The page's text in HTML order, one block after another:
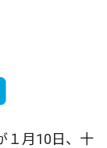
１月10日、十